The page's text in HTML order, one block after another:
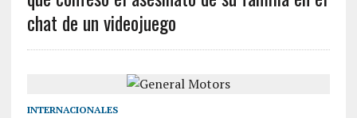
chat de un videojuego
INTERNACIONALES